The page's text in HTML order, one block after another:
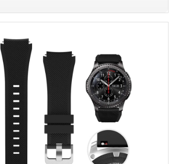
više
Opcije
mogu
na
stranici
proizvoda